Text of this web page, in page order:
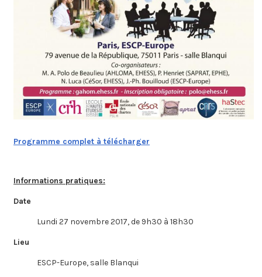
Programme complet à télécharger
Informations pratiques:
Date
Lundi 27 novembre 2017, de 9h30 à 18h30
Lieu
ESCP-Europe, salle Blanqui